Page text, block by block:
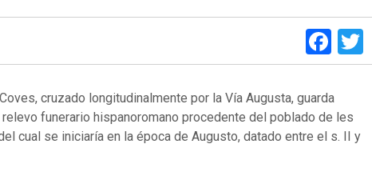
cruzado longitudinalmente por la Vía Augusta, guarda
funerario hispanoromano procedente del poblado de les
cual se iniciaría en la época de Augusto, datado entre el s. II y